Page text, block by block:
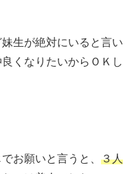
生が絶対にいると言い
くなりたいからＯＫし
お願いと言うと、 ３人